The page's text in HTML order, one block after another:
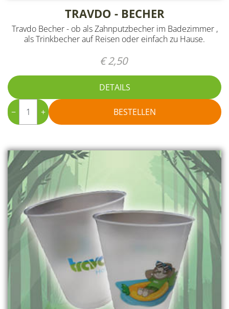
TRAVDO - BECHER
Travdo Becher - ob als Zahnputzbecher im Badezimmer ,
als Trinkbecher auf Reisen oder einfach zu Hause.
€ 2,50
DETAILS
− + BESTELLEN